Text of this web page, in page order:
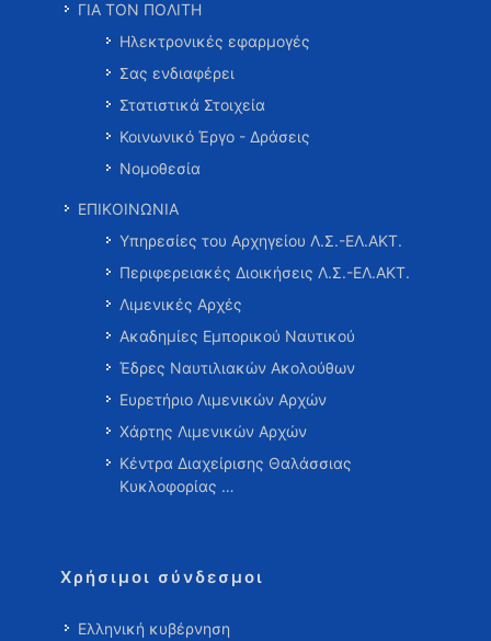
ΓΙΑ ΤΟΝ ΠΟΛΙΤΗ
Ηλεκτρονικές εφαρμογές
Σας ενδιαφέρει
Στατιστικά Στοιχεία
Κοινωνικό Έργο - Δράσεις
Νομοθεσία
ΕΠΙΚΟΙΝΩΝΙΑ
Υπηρεσίες του Αρχηγείου Λ.Σ.-ΕΛ.ΑΚΤ.
Περιφερειακές Διοικήσεις Λ.Σ.-ΕΛ.ΑΚΤ.
Λιμενικές Αρχές
Ακαδημίες Εμπορικού Ναυτικού
Έδρες Ναυτιλιακών Ακολούθων
Ευρετήριο Λιμενικών Αρχών
Χάρτης Λιμενικών Αρχών
Κέντρα Διαχείρισης Θαλάσσιας
Κυκλοφορίας …
Χρήσιμοι σύνδεσμοι
Ελληνική κυβέρνηση